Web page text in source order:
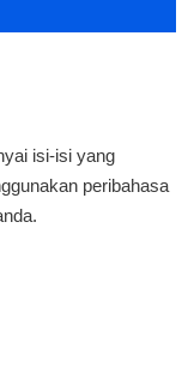
isi-isi yang
peribahasa